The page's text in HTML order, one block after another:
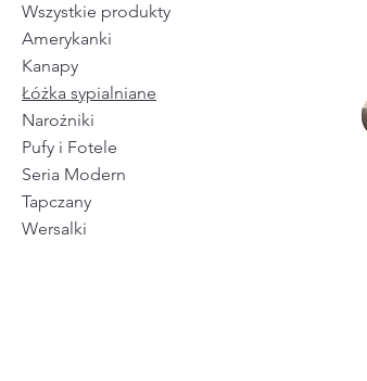
Wszystkie produkty
Amerykanki
Kanapy
Łóżka sypialniane
Narożniki
Pufy i Fotele
Seria Modern
Tapczany
Wersalki